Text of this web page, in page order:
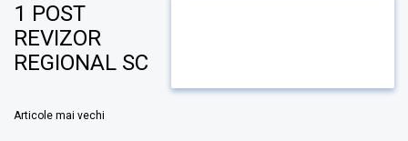
1 POST
REVIZOR
REGIONAL SC
Navigare
Articole mai vechi